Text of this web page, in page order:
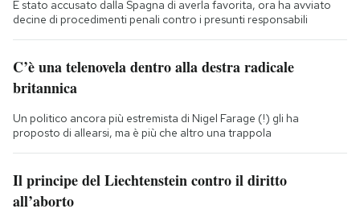
È stato accusato dalla Spagna di averla favorita, ora ha avviato
decine di procedimenti penali contro i presunti responsabili
C’è una telenovela dentro alla destra radicale
britannica
Un politico ancora più estremista di Nigel Farage (!) gli ha
proposto di allearsi, ma è più che altro una trappola
Il principe del Liechtenstein contro il diritto
all’aborto